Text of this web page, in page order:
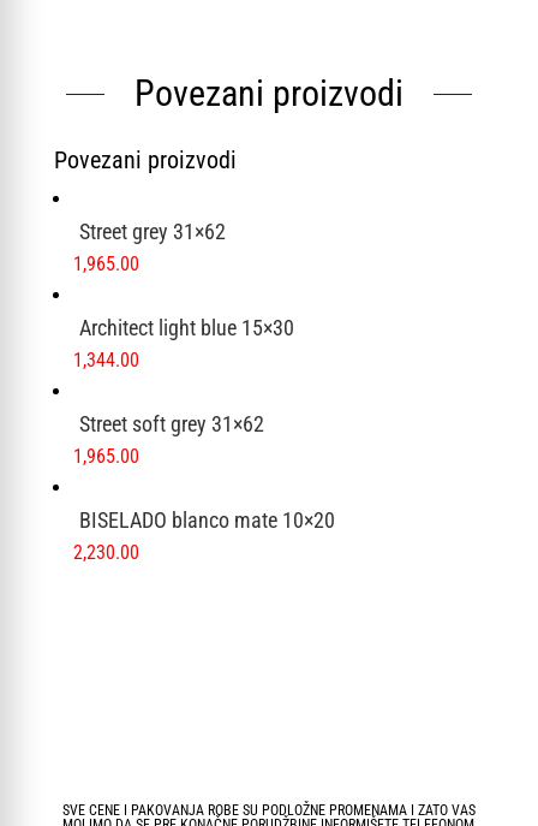
Povezani proizvodi
Povezani proizvodi
Street grey 31×62
1,965.00
Architect light blue 15×30
1,344.00
Street soft grey 31×62
1,965.00
BISELADO blanco mate 10×20
2,230.00
SVE CENE I PAKOVANJA ROBE SU PODLOŽNE PROMENAMA I ZATO VAS